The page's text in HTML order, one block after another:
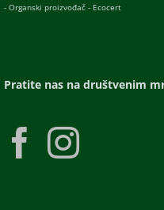
- Organski proizvođač - Ecocert
Pratite nas na društvenim